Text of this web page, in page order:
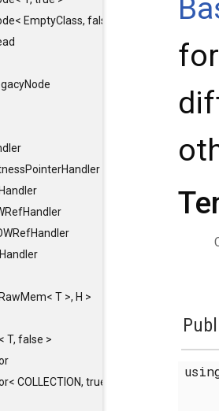
EmptyClass, false >
T >, H >
T, false >
COLLECTION, true >